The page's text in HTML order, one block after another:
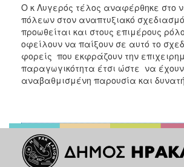
Ο κ Λυγερός τέλος αναφέρθηκε στο
πόλεων στον αναπτυξιακό
προωθείται και στους επιμέρους
οφείλουν να παίξουν σε αυτό το
φορείς που εκφράζουν την
παραγωγικότητα έτσι ώστε να έχουν
αναβαθμισμένη παρουσία και